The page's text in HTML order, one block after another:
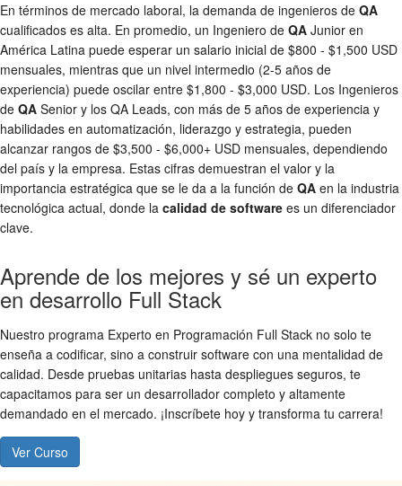
En términos de mercado laboral, la demanda de ingenieros de QA
cualificados es alta. En promedio, un Ingeniero de QA Junior en
América Latina puede esperar un salario inicial de $800 - $1,500 USD
mensuales, mientras que un nivel intermedio (2-5 años de
experiencia) puede oscilar entre $1,800 - $3,000 USD. Los Ingenieros
de QA Senior y los QA Leads, con más de 5 años de experiencia y
habilidades en automatización, liderazgo y estrategia, pueden
alcanzar rangos de $3,500 - $6,000+ USD mensuales, dependiendo
del país y la empresa. Estas cifras demuestran el valor y la
importancia estratégica que se le da a la función de QA en la industria
tecnológica actual, donde la calidad de software es un diferenciador
clave.
Aprende de los mejores y sé un experto
en desarrollo Full Stack
Nuestro programa Experto en Programación Full Stack no solo te
enseña a codificar, sino a construir software con una mentalidad de
calidad. Desde pruebas unitarias hasta despliegues seguros, te
capacitamos para ser un desarrollador completo y altamente
demandado en el mercado. ¡Inscríbete hoy y transforma tu carrera!
Ver Curso